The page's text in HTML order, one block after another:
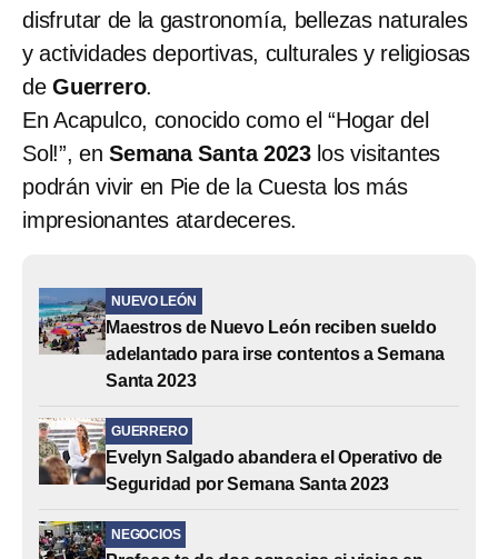
disfrutar de la gastronomía, bellezas naturales
y actividades deportivas, culturales y religiosas
de Guerrero.
En Acapulco, conocido como el “Hogar del
Sol!”, enSemana Santa 2023 los visitantes
podrán vivir en Pie de la Cuesta los más
impresionantes atardeceres.
NUEVO LEÓN
Maestros de Nuevo León reciben sueldo
adelantado para irse contentos a Semana
Santa 2023
GUERRERO
Evelyn Salgado abandera el Operativo de
Seguridad por Semana Santa 2023
NEGOCIOS